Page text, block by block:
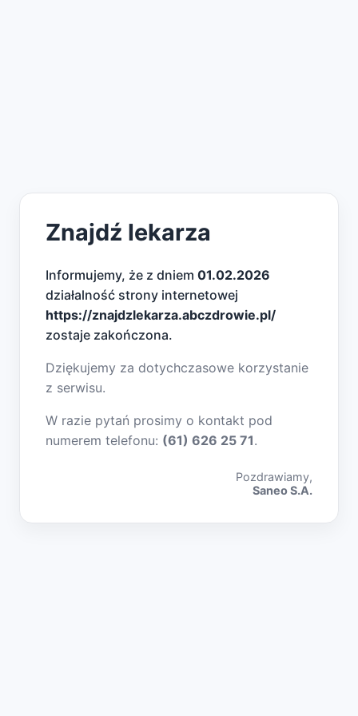
Znajdź lekarza
Informujemy, że z dniem 01.02.2026
działalność strony internetowej
https://znajdzlekarza.abczdrowie.pl/
zostaje zakończona.
Dziękujemy za dotychczasowe korzystanie
z serwisu.
W razie pytań prosimy o kontakt pod
numerem telefonu: (61) 626 25 71.
Pozdrawiamy,
Saneo S.A.